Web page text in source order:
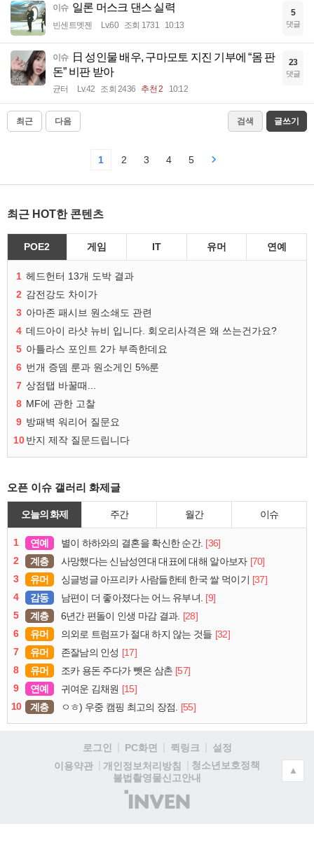
이슈 일론 머스크 댄스 실력
빈센트멧젠 Lv.60 조회 1731 10:13
5
댓글
이슈
日 성인물 배우, 구마모토 지진 기부에 “몸 판
돈” 비판 받아
균터 Lv.42 조회 2436 추천 2 10:12
23
댓글
최근 다음 검색 글쓰기
1 2 3 4 5
최근 HOT한 콘텐츠
POE2 게임 IT 유머 연예
1 헤드헌터 13개 도박 결과
2 감전강도 차이가
3 아마존 패시브 원소쇄도 관련
4 데드아이 라샷 뉴비 입니다. 회오리사격은 왜 쓰는건가요?
5 아틀라스 포인트 2가 부족한데요
6 번개 증뎀 룬과 원소게인 5%룬
7 상점탭 바꿀때...
8 MF에 관한 고찰
9 방패벽 워리어 질문요
10반지 제작 질문드립니다
오픈 이슈 갤러리 화제글
오늘의 화제 주간 월간 이슈
1 연예 별이 하하와의 결혼을 확신한 순간. [36]
2
계층 사망했다는 신남성연대 대표에 대해 알아보자 [70]
3
유머 싱글벙글 아프리카 사람들한테 한국 쌀 먹이기 [37]
4
감동 남편이 더 좋아졌다는 어느 유부녀. [9]
5
계층 6년간 편돌이 인생 마감 결과. [28]
6
유머 의외로 트럼프가 절대 하지 않는 것들 [32]
7
유머 존잘남의 인성 [17]
8
유머 조카 용돈 주다가 뺏은 삼촌 [57]
9
연예 귀여운 김채원 [15]
10
계층 ㅇㅎ) 우중 캠핑 최고의 장점. [55]
로그인 PC화면 퀵링크
설정
이용약관
개인정보처리방침
청소년보호정책
불법촬영물신고안내
(주)
인
▲